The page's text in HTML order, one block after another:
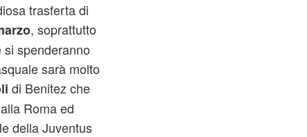
trasferta di
, soprattutto
spenderanno
sarà molto
di Benitez che
Roma ed
della Juventus